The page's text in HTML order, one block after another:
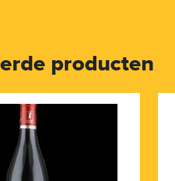
producten